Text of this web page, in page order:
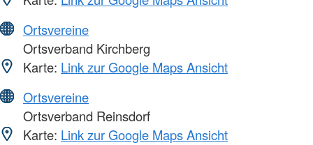
Ortsvereine
Ortsverband Kirchberg
Karte: Link zur Google Maps Ansicht
Ortsvereine
Ortsverband Reinsdorf
Karte: Link zur Google Maps Ansicht